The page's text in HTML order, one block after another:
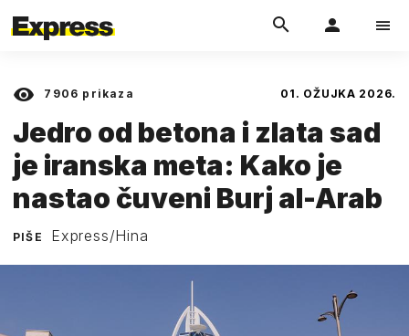
7906 prikaza 01. OŽUJKA 2026.
Jedro od betona i zlata sad
je iranska meta: Kako je
nastao čuveni Burj al-Arab
PIŠE Express/Hina